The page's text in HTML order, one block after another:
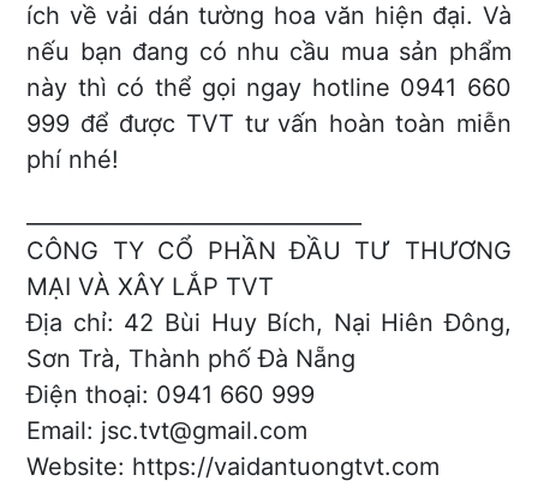
ích về vải dán tường hoa văn hiện đại. Và
nếu bạn đang có nhu cầu mua sản phẩm
này thì có thể gọi ngay hotline 0941 660
999 để được TVT tư vấn hoàn toàn miễn
phí nhé!
CÔNG TY CỔ PHẦN ĐẦU TƯ THƯƠNG
MẠI VÀ XÂY LẮP TVT
Địa chỉ: 42 Bùi Huy Bích, Nại Hiên Đông,
Sơn Trà, Thành phố Đà Nẵng
Điện thoại: 0941 660 999
Email: jsc.tvt@gmail.com
Website: https://vaidantuongtvt.com